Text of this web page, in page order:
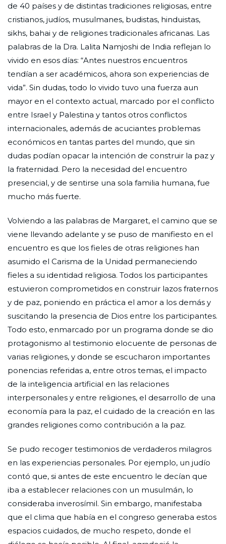
de 40 países y de distintas tradiciones religiosas, entre
cristianos, judíos, musulmanes, budistas, hinduistas,
sikhs, bahai y de religiones tradicionales africanas. Las
palabras de la Dra. Lalita Namjoshi de India reflejan lo
vivido en esos días: “Antes nuestros encuentros
tendían a ser académicos, ahora son experiencias de
vida”. Sin dudas, todo lo vivido tuvo una fuerza aun
mayor en el contexto actual, marcado por el conflicto
entre Israel y Palestina y tantos otros conflictos
internacionales, además de acuciantes problemas
económicos en tantas partes del mundo, que sin
dudas podían opacar la intención de construir la paz y
la fraternidad. Pero la necesidad del encuentro
presencial, y de sentirse una sola familia humana, fue
mucho más fuerte.
Volviendo a las palabras de Margaret, el camino que se
viene llevando adelante y se puso de manifiesto en el
encuentro es que los fieles de otras religiones han
asumido el Carisma de la Unidad permaneciendo
fieles a su identidad religiosa. Todos los participantes
estuvieron comprometidos en construir lazos fraternos
y de paz, poniendo en práctica el amor a los demás y
suscitando la presencia de Dios entre los participantes.
Todo esto, enmarcado por un programa donde se dio
protagonismo al testimonio elocuente de personas de
varias religiones, y donde se escucharon importantes
ponencias referidas a, entre otros temas, el impacto
de la inteligencia artificial en las relaciones
interpersonales y entre religiones, el desarrollo de una
economía para la paz, el cuidado de la creación en las
grandes religiones como contribución a la paz.
Se pudo recoger testimonios de verdaderos milagros
en las experiencias personales. Por ejemplo, un judío
contó que, si antes de este encuentro le decían que
iba a establecer relaciones con un musulmán, lo
consideraba inverosímil. Sin embargo, manifestaba
que el clima que había en el congreso generaba estos
espacios cuidados, de mucho respeto, donde el